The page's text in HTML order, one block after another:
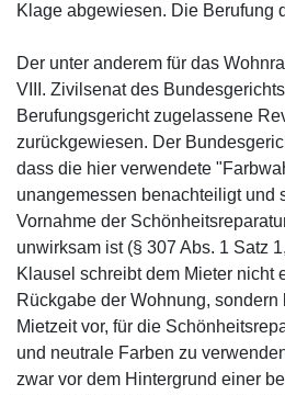
Klage abgewiesen. Die Berufung
Der unter anderem für das
VIII. Zivilsenat des
Berufungsgericht zugelassene
zurückgewiesen. Der
dass die hier verwendete
unangemessen benachteiligt und
Vornahme der
unwirksam ist (§ 307 Abs. 1 Satz
Klausel schreibt dem Mieter nicht
Rückgabe der Wohnung,
Mietzeit vor, für die
und neutrale Farben zu
zwar vor dem Hintergrund einer